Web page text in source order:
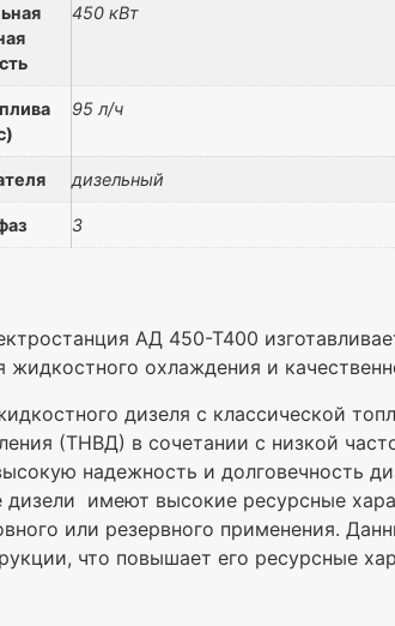
450 кВт
95 л/ч
дизельный
3
АД 450-Т400
жидкостного охлаждения и
дизеля с классической
(ТНВД) в сочетании с низкой
надежность и долговечность
имеют высокие ресурсные
или резервного применения.
что повышает его ресурсные